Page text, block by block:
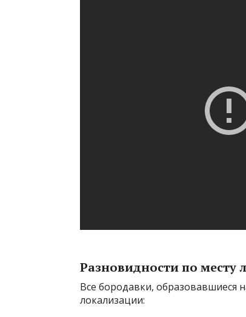
Разновидности по месту
Все бородавки, образовавшиеся
локализации: